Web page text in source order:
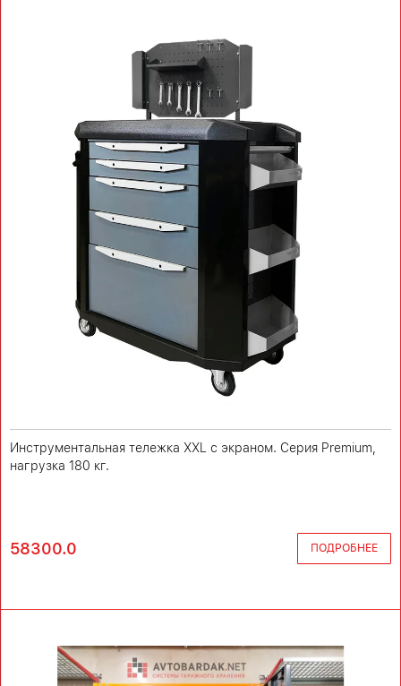
Инструментальная тележка XXL с экраном. Серия Premium,
нагрузка 180 кг.
58300.0 ПОДРОБНЕЕ